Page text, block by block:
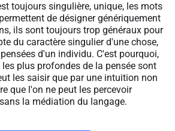
toujours singulière, unique, les mots
de désigner génériquement
ils sont toujours trop généraux pour
du caractère singulier d'une chose,
d'un individu. C'est pourquoi,
plus profondes de la pensée sont
les saisir que par une intuition non
que l'on ne peut les percevoir
la médiation du langage.